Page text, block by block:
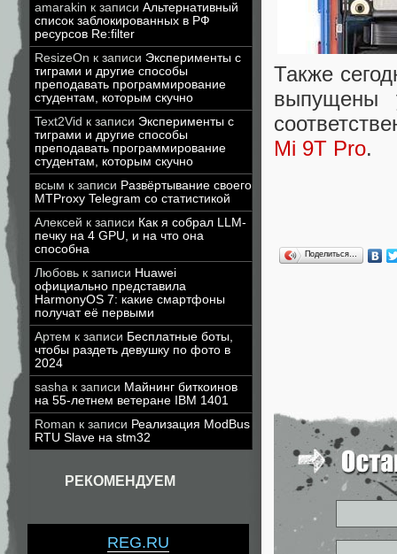
amarakin к записи Альтернативный
список заблокированных в РФ
ресурсов Re:filter
ResizeOn к записи Эксперименты с
тиграми и другие способы
преподавать программирование
студентам, которым скучно
Text2Vid к записи Эксперименты с
тиграми и другие способы
преподавать программирование
студентам, которым скучно
всым к записи Развёртывание своего
MTProxy Telegram со статистикой
Алексей к записи Как я собрал LLM-
печку на 4 GPU, и на что она
способна
Любовь к записи Huawei
официально представила
HarmonyOS 7: какие смартфоны
получат её первыми
Артем к записи Бесплатные боты,
чтобы раздеть девушку по фото в
2024
sasha к записи Майнинг биткоинов
на 55-летнем ветеране IBM 1401
Roman к записи Реализация ModBus
RTU Slave на stm32
РЕКОМЕНДУЕМ
REG.RU
Также
Mi 9T Pro.
Поделиться…